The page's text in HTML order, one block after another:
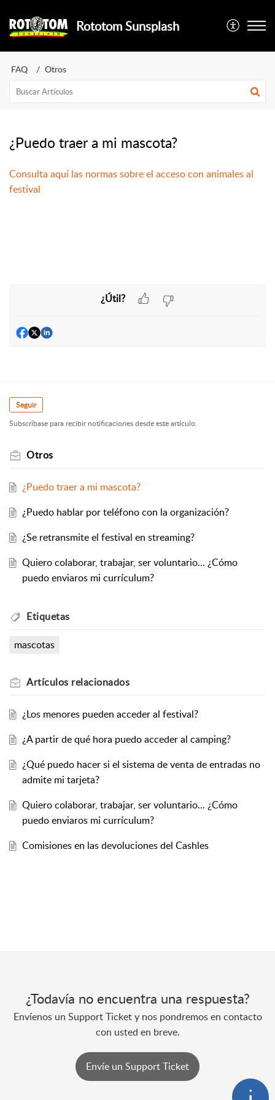
Rototom Sunsplash
FAQ Otros
¿Puedo traer a mi mascota?
Consulta aquí las normas sobre el acceso con animales al
festival
¿Útil?
Seguir
Subscríbase para recibir notificaciones desde este artículo.
Otros
¿Puedo traer a mi mascota?
¿Puedo hablar por teléfono con la organización?
¿Se retransmite el festival en streaming?
Quiero colaborar, trabajar, ser voluntario... ¿Cómo
puedo enviaros mi currículum?
Etiquetas
mascotas
Artículos relacionados
¿Los menores pueden acceder al festival?
¿A partir de qué hora puedo acceder al camping?
¿Qué puedo hacer si el sistema de venta de entradas no
admite mi tarjeta?
Quiero colaborar, trabajar, ser voluntario... ¿Cómo
puedo enviaros mi currículum?
Comisiones en las devoluciones del Cashles
¿Todavía no encuentra una respuesta?
Envíenos un Support Ticket y nos pondremos en contacto
con usted en breve.
Envíe un Support Ticket